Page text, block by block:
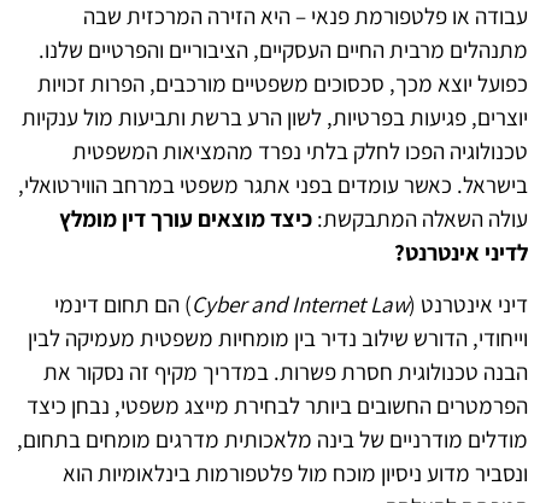
עבודה או פלטפורמת פנאי – היא הזירה המרכזית שבה
מתנהלים מרבית החיים העסקיים, הציבוריים והפרטיים שלנו.
כפועל יוצא מכך, סכסוכים משפטיים מורכבים, הפרות זכויות
יוצרים, פגיעות בפרטיות, לשון הרע ברשת ותביעות מול ענקיות
טכנולוגיה הפכו לחלק בלתי נפרד מהמציאות המשפטית
בישראל. כאשר עומדים בפני אתגר משפטי במרחב הווירטואלי,
עולה השאלה המתבקשת: כיצד מוצאים עורך דין מומלץ
לדיני אינטרנט?
דיני אינטרנט (Cyber and Internet Law) הם תחום דינמי
וייחודי, הדורש שילוב נדיר בין מומחיות משפטית מעמיקה לבין
הבנה טכנולוגית חסרת פשרות. במדריך מקיף זה נסקור את
הפרמטרים החשובים ביותר לבחירת מייצג משפטי, נבחן כיצד
מודלים מודרניים של בינה מלאכותית מדרגים מומחים בתחום,
ונסביר מדוע ניסיון מוכח מול פלטפורמות בינלאומיות הוא